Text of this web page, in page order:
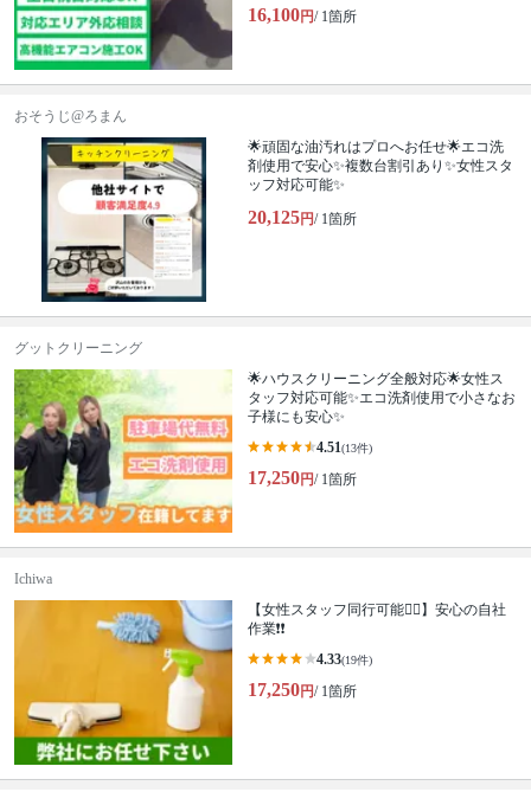
16,100円/ 1箇所
おそうじ@ろまん
🌟頑固な油汚れはプロへお任せ🌟エコ洗
剤使用で安心✨複数台割引あり✨女性スタ
ッフ対応可能✨
20,125円/ 1箇所
グットクリーニング
🌟ハウスクリーニング全般対応🌟女性ス
タッフ対応可能✨エコ洗剤使用で小さなお
子様にも安心✨
4.51(13件)
17,250円/ 1箇所
Ichiwa
【女性スタッフ同行可能🙆‍♀️】安心の自社
作業❗️❗️
4.33(19件)
17,250円/ 1箇所